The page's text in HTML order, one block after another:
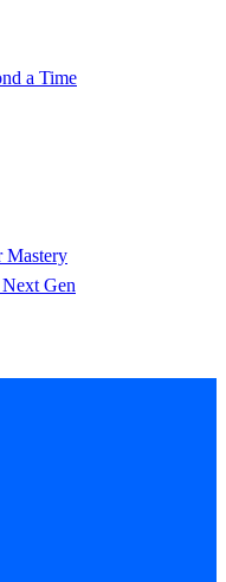
a Time
Gen